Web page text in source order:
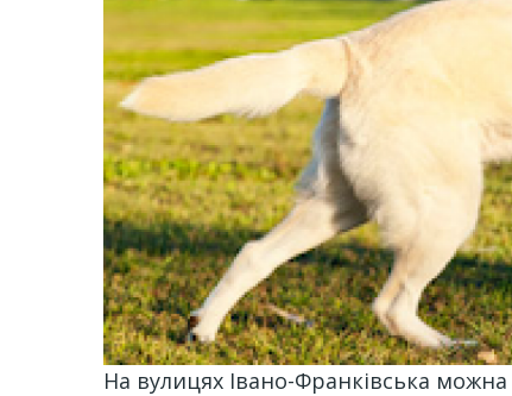
На вулицях Івано-Франківська можна